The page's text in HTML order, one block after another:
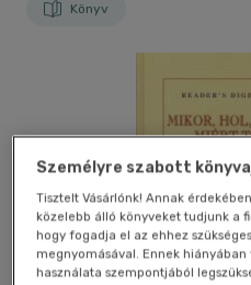
Könyv
Személyre szabott
Tisztelt Vásárlónk! Annak
közelebb álló könyveket tudjunk a
hogy fogadja el az ehhez
megnyomásával. Ennek
használata szempontjából